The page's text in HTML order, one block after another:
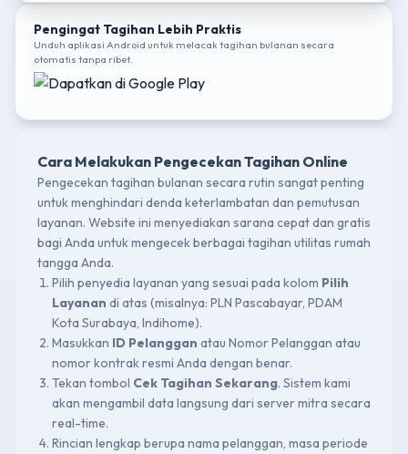
Pengingat Tagihan Lebih Praktis
Unduh aplikasi Android untuk melacak tagihan bulanan secara
otomatis tanpa ribet.
Cara Melakukan Pengecekan Tagihan Online
Pengecekan tagihan bulanan secara rutin sangat penting
untuk menghindari denda keterlambatan dan pemutusan
layanan. Website ini menyediakan sarana cepat dan gratis
bagi Anda untuk mengecek berbagai tagihan utilitas rumah
tangga Anda.
Pilih penyedia layanan yang sesuai pada kolom Pilih
Layanan di atas (misalnya: PLN Pascabayar, PDAM
Kota Surabaya, Indihome).
Masukkan ID Pelanggan atau Nomor Pelanggan atau
nomor kontrak resmi Anda dengan benar.
Tekan tombol Cek Tagihan Sekarang. Sistem kami
akan mengambil data langsung dari server mitra secara
real-time.
Rincian lengkap berupa nama pelanggan, masa periode